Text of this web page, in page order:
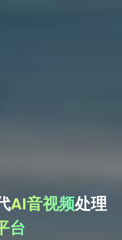
AI音视频处理
台